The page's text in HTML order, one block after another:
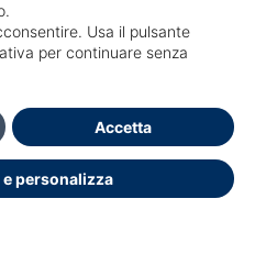
build 18
Contattare Ufficio
Usa il pulsante
per continuare senza
personalizza
Accetta